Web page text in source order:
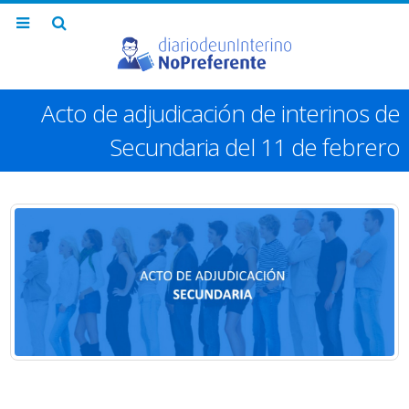
Acto de adjudicación de interinos de
Secundaria del 11 de febrero